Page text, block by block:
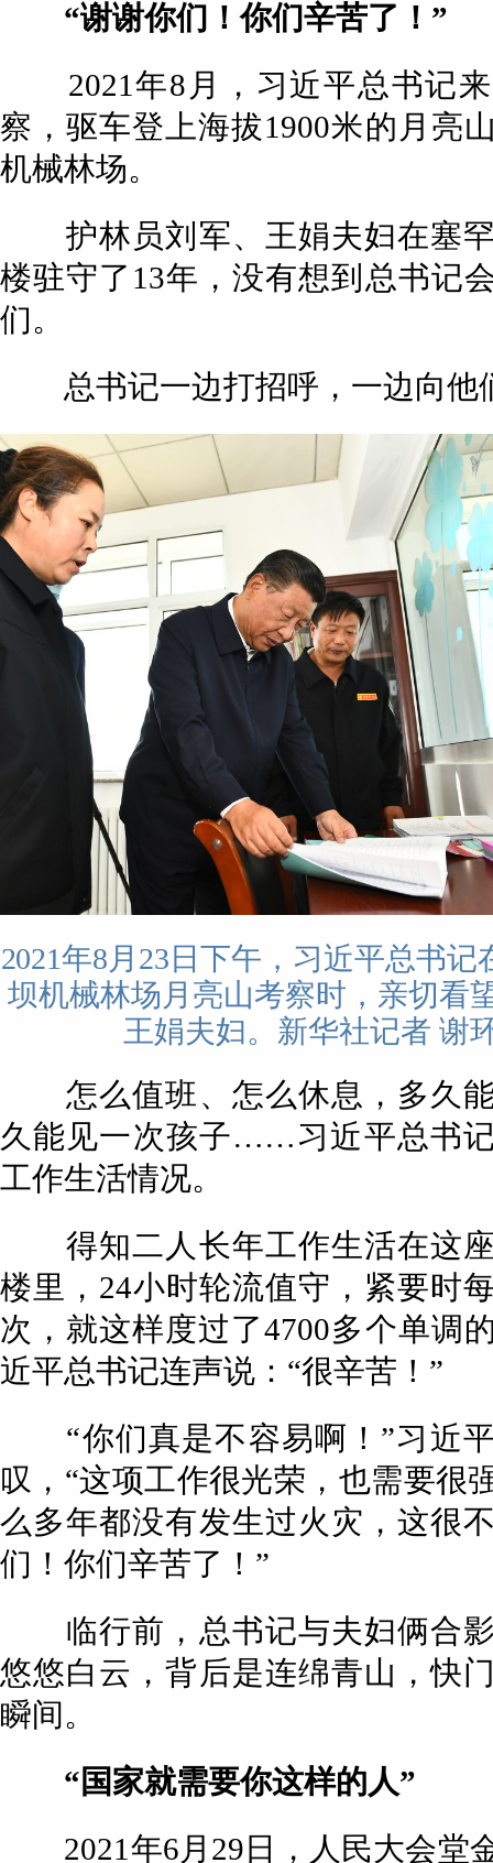
“谢谢你们！你们辛苦了！”
2021年8月，习近平总书记来
察，驱车登上海拔1900米的月亮
机械林场。
护林员刘军、王娟夫妇在塞罕
楼驻守了13年，没有想到总书记
们。
总书记一边打招呼，一边向他
2021年8月23日下午，习近平总书
坝机械林场月亮山考察时，亲切看
王娟夫妇。新华社记者 谢
怎么值班、怎么休息，多久能
久能见一次孩子……习近平总书
工作生活情况。
得知二人长年工作生活在这座
楼里，24小时轮流值守，紧要时
次，就这样度过了4700多个单调
近平总书记连声说：“很辛苦！”
“你们真是不容易啊！”习近平
叹，“这项工作很光荣，也需要很
么多年都没有发生过火灾，这很
们！你们辛苦了！”
临行前，总书记与夫妇俩合影
悠悠白云，背后是连绵青山，快
瞬间。
“国家就需要你这样的人”
2021年6月29日，人民大会堂